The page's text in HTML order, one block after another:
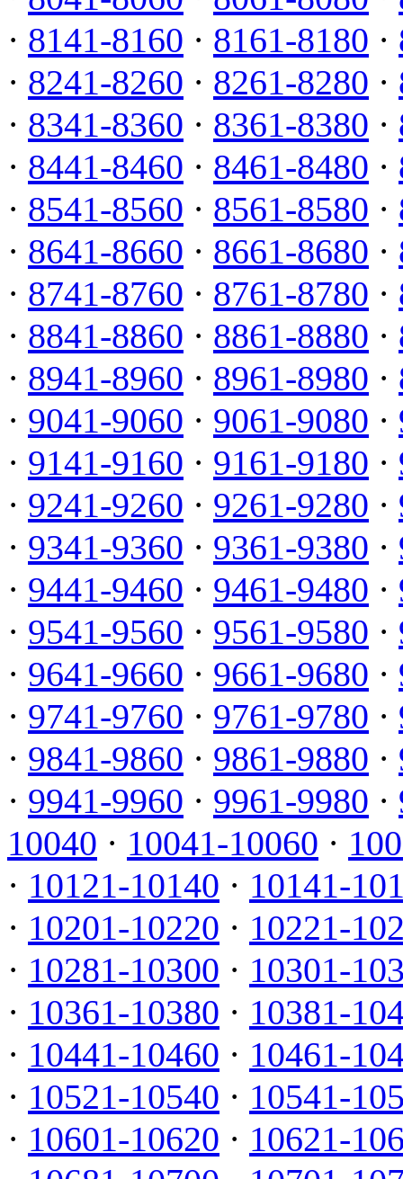
· 8141-8160 · 8161-8180 ·
· 8241-8260 · 8261-8280 ·
· 8341-8360 · 8361-8380 ·
· 8441-8460 · 8461-8480 ·
· 8541-8560 · 8561-8580 ·
· 8641-8660 · 8661-8680 ·
· 8741-8760 · 8761-8780 ·
· 8841-8860 · 8861-8880 ·
· 8941-8960 · 8961-8980 ·
· 9041-9060 · 9061-9080 ·
· 9141-9160 · 9161-9180 ·
· 9241-9260 · 9261-9280 ·
· 9341-9360 · 9361-9380 ·
· 9441-9460 · 9461-9480 ·
· 9541-9560 · 9561-9580 ·
· 9641-9660 · 9661-9680 ·
· 9741-9760 · 9761-9780 ·
· 9841-9860 · 9861-9880 ·
· 9941-9960 · 9961-9980 ·
10040 · 10041-10060 ·
· 10121-10140 · 10141-
· 10201-10220 · 10221-
· 10281-10300 · 10301-
· 10361-10380 · 10381-
· 10441-10460 · 10461-
· 10521-10540 · 10541-
· 10601-10620 · 10621-